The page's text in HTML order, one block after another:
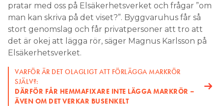
pratar med oss på Elsäkerhetsverket och frågar ”om
man kan skriva på det viset?”. Byggvaruhus får så
stort genomslag och får privatpersoner att tro att
det är okej att lägga rör, säger Magnus Karlsson på
Elsäkerhetsverket.
VARFÖR ÄR DET OLAGLIGT ATT FÖRLÄGGA MARKRÖR
SJÄLV?:
DÄRFÖR FÅR HEMMAFIXARE INTE LÄGGA MARKRÖR –
ÄVEN OM DET VERKAR BUSENKELT